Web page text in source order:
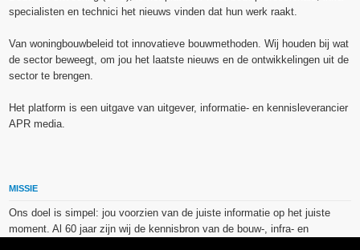
specialisten en technici het nieuws vinden dat hun werk raakt.
Van woningbouwbeleid tot innovatieve bouwmethoden. Wij houden bij wat
de sector beweegt, om jou het laatste nieuws en de ontwikkelingen uit de
sector te brengen.
Het platform is een uitgave van uitgever, informatie- en kennisleverancier
APR media.
MISSIE
Ons doel is simpel: jou voorzien van de juiste informatie op het juiste
moment. Al 60 jaar zijn wij de kennisbron van de bouw-, infra- en